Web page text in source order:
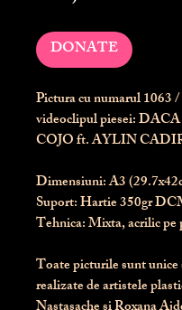
DONATE
Pictura cu numarul1063/
videoclipul piesei:
COJO ft. AYLIN
Dimensiuni: A3
Suport: Hartie 350gr
Tehnica: Mixta, acrilic
Toate picturile sunt unice
realizate de artistele